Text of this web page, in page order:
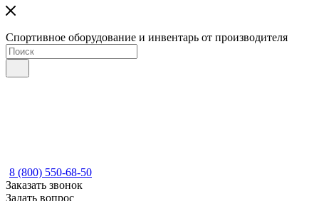
Спортивное оборудование и инвентарь от производителя
8 (800) 550-68-50
Заказать звонок
Задать вопрос